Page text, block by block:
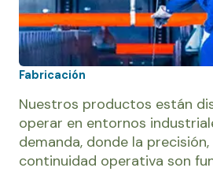
Fabricación
Nuestros productos están
operar en entornos
demanda, donde la
continuidad operativa son